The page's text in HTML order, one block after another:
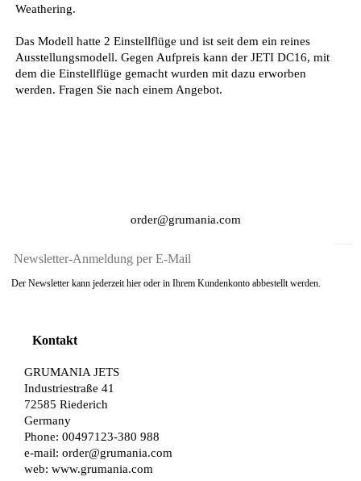
Weathering.
Das Modell hatte 2 Einstellflüge und ist seit dem ein reines
Ausstellungsmodell. Gegen Aufpreis kann der JETI DC16, mit
dem die Einstellflüge gemacht wurden mit dazu erworben
werden. Fragen Sie nach einem Angebot.
order@grumania.com
Der Newsletter kann jederzeit hier oder in Ihrem Kundenkonto abbestellt werden.
Kontakt
GRUMANIA JETS
Industriestraße 41
72585 Riederich
Germany
Phone: 00497123-380 988
e-mail: order@grumania.com
web: www.grumania.com